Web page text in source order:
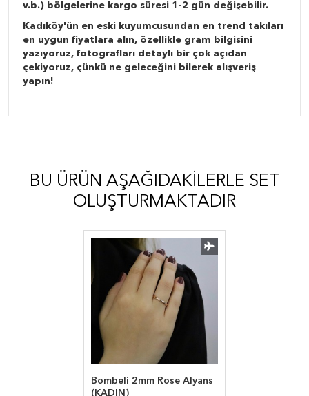
v.b.) bölgelerine kargo süresi 1-2 gün değişebilir.
Kadıköy'ün en eski kuyumcusundan en trend takıları
en uygun fiyatlara alın, özellikle gram bilgisini
yazıyoruz, fotografları detaylı bir çok açıdan
çekiyoruz, çünkü ne geleceğini bilerek alışveriş
yapın!
BU ÜRÜN AŞAĞIDAKILERLE SET
OLUŞTURMAKTADIR
Bombeli 2mm Rose Alyans
(KADIN)